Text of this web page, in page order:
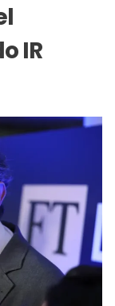
IR